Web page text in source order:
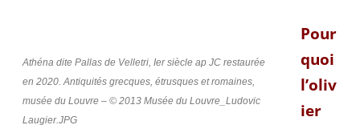
Athéna dite Pallas de Velletri, Ier siècle ap JC restaurée
en 2020. Antiquités grecques, étrusques et romaines,
musée du Louvre – © 2013 Musée du Louvre_Ludovic
Laugier.JPG
Pour
quoi
l’oliv
ier